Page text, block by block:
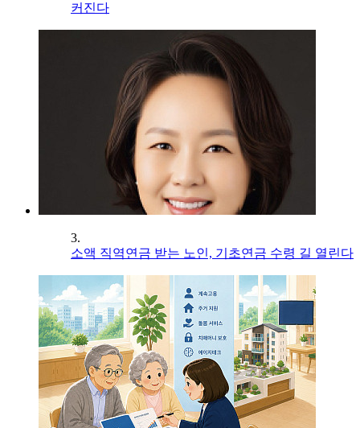
커진다
3.
소액 직역연금 받는 노인, 기초연금 수령 길 열린다